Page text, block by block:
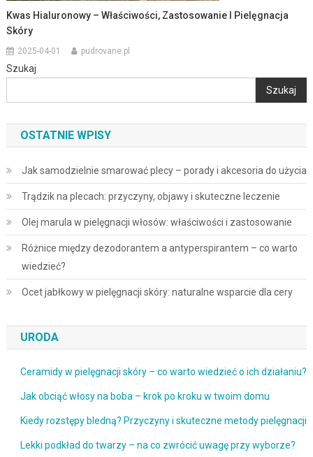
Kwas Hialuronowy – Właściwości, Zastosowanie I Pielęgnacja
Skóry
2025-04-01 pudrovane.pl
Szukaj
Szukaj
OSTATNIE WPISY
Jak samodzielnie smarować plecy – porady i akcesoria do użycia
Trądzik na plecach: przyczyny, objawy i skuteczne leczenie
Olej marula w pielęgnacji włosów: właściwości i zastosowanie
Różnice między dezodorantem a antyperspirantem – co warto
wiedzieć?
Ocet jabłkowy w pielęgnacji skóry: naturalne wsparcie dla cery
URODA
Ceramidy w pielęgnacji skóry – co warto wiedzieć o ich działaniu?
Jak obciąć włosy na boba – krok po kroku w twoim domu
Kiedy rozstępy bledną? Przyczyny i skuteczne metody pielęgnacji
Lekki podkład do twarzy – na co zwrócić uwagę przy wyborze?